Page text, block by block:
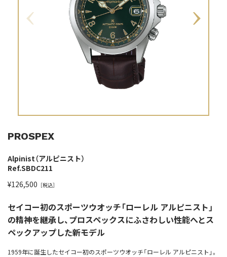
PROSPEX
Alpinist（アルピニスト）
Ref.SBDC211
¥126,500 ［税込］
セイコー初のスポーツウオッチ「ローレル アルピニスト」
の精神を継承し、プロスペックスにふさわしい性能へとス
ペックアップした新モデル
1959年に誕生したセイコー初のスポーツウオッチ「ローレル アルピニスト」。